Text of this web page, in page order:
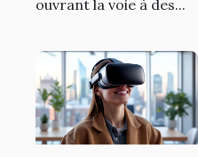
ouvrant la voie à des...